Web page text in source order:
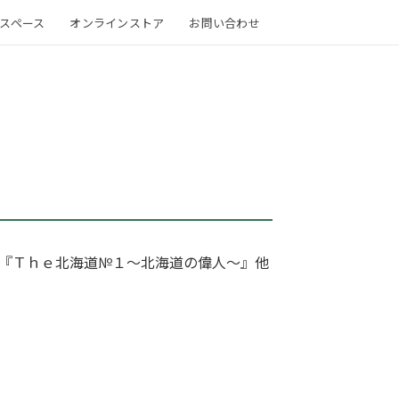
ペース オンラインストア お問い合わせ
Ｔｈｅ北海道№１～北海道の偉人～』他